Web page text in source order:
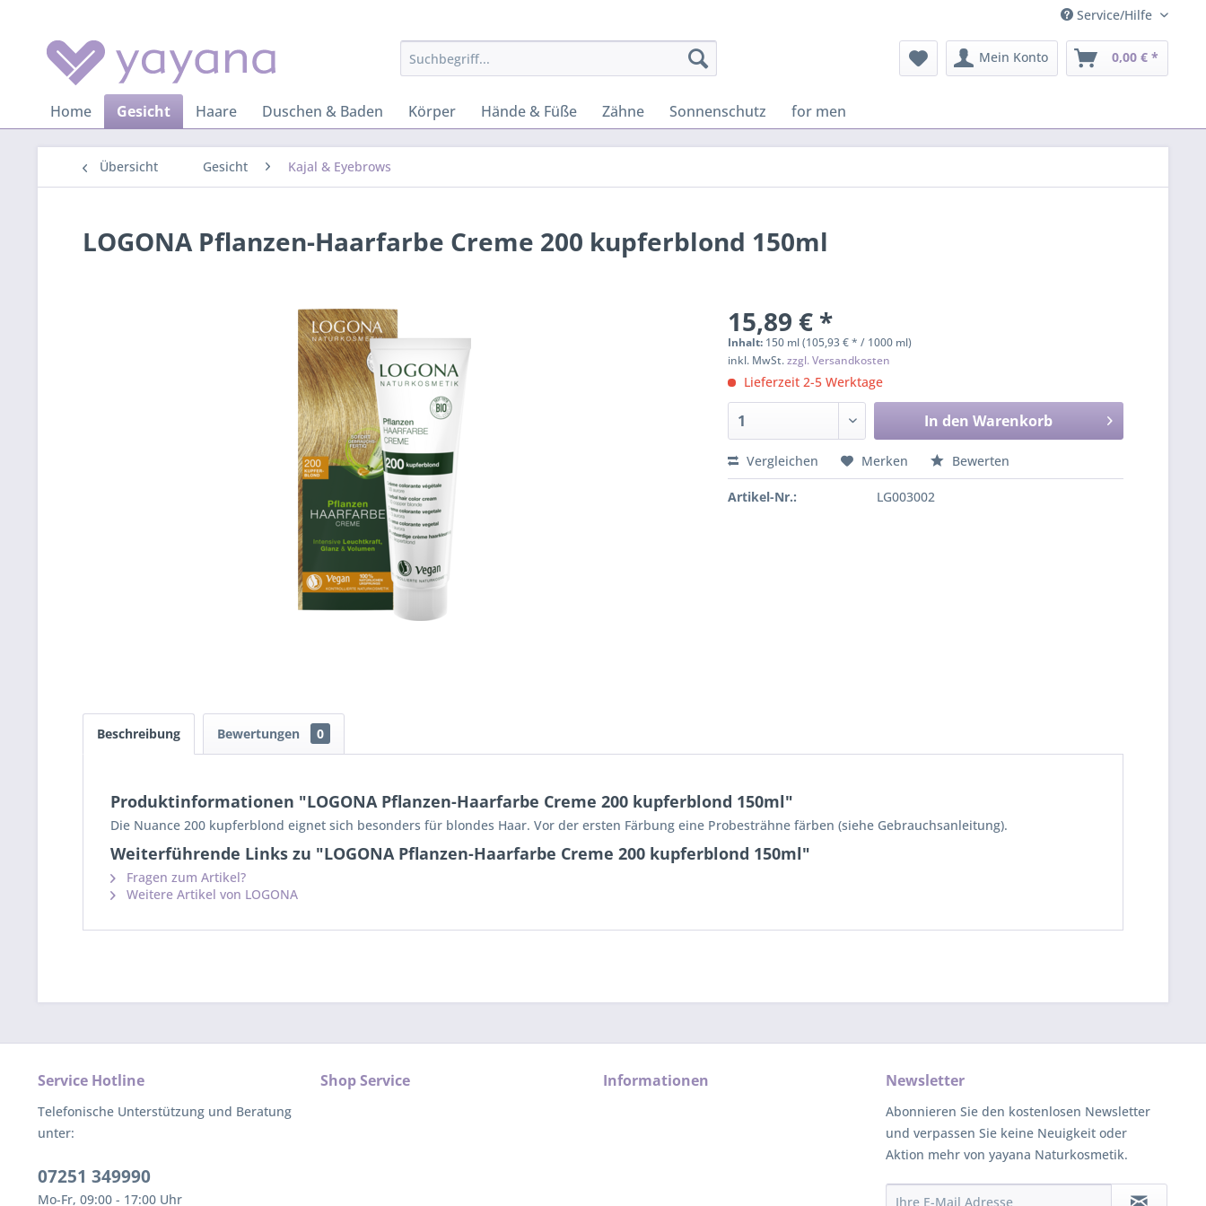
Service/Hilfe
Mein Konto 0,00 € *
Home Gesicht Haare Duschen & Baden Körper Hände & Füße Zähne Sonnenschutz for men
Übersicht Gesicht Kajal & Eyebrows
LOGONA Pflanzen-Haarfarbe Creme 200 kupferblond 150ml
15,89 € *
Inhalt: 150 ml (105,93 € * / 1000 ml)
inkl. MwSt.zzgl. Versandkosten
Lieferzeit 2-5 Werktage
In den Warenkorb
Vergleichen Merken Bewerten
Artikel-Nr.: LG003002
Beschreibung Bewertungen 0
Produktinformationen "LOGONA Pflanzen-Haarfarbe Creme 200 kupferblond 150ml"
Die Nuance 200 kupferblond eignet sich besonders für blondes Haar. Vor der ersten Färbung eine Probesträhne färben (siehe Gebrauchsanleitung).
Weiterführende Links zu "LOGONA Pflanzen-Haarfarbe Creme 200 kupferblond 150ml"
Fragen zum Artikel?
Weitere Artikel von LOGONA
Service Hotline
Telefonische Unterstützung und Beratung
unter:
07251 349990
Mo-Fr, 09:00 - 17:00 Uhr
Shop Service Informationen Newsletter
Abonnieren Sie den kostenlosen Newsletter
und verpassen Sie keine Neuigkeit oder
Aktion mehr von yayana Naturkosmetik.